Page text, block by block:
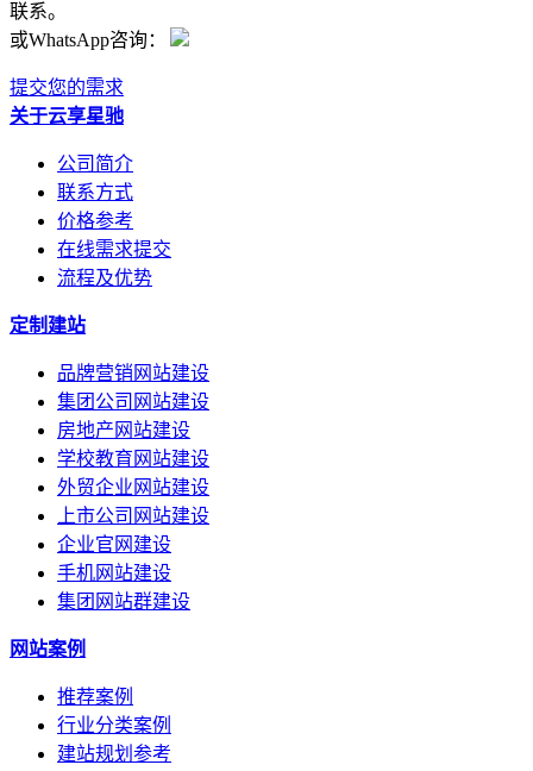
联系。
或WhatsApp咨询：
提交您的需求
关于云享星驰
公司简介
联系方式
价格参考
在线需求提交
流程及优势
定制建站
品牌营销网站建设
集团公司网站建设
房地产网站建设
学校教育网站建设
外贸企业网站建设
上市公司网站建设
企业官网建设
手机网站建设
集团网站群建设
网站案例
推荐案例
行业分类案例
建站规划参考